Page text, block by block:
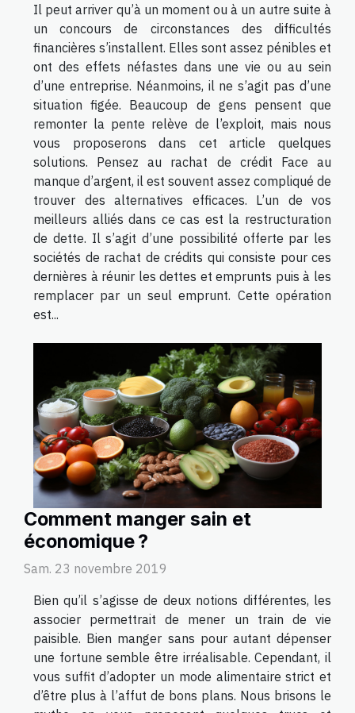
Il peut arriver qu’à un moment ou à un autre suite à
un concours de circonstances des difficultés
financières s’installent. Elles sont assez pénibles et
ont des effets néfastes dans une vie ou au sein
d’une entreprise. Néanmoins, il ne s’agit pas d’une
situation figée. Beaucoup de gens pensent que
remonter la pente relève de l’exploit, mais nous
vous proposerons dans cet article quelques
solutions. Pensez au rachat de crédit Face au
manque d’argent, il est souvent assez compliqué de
trouver des alternatives efficaces. L’un de vos
meilleurs alliés dans ce cas est la restructuration
de dette. Il s’agit d’une possibilité offerte par les
sociétés de rachat de crédits qui consiste pour ces
dernières à réunir les dettes et emprunts puis à les
remplacer par un seul emprunt. Cette opération
est...
Comment manger sain et
économique ?
Sam. 23 novembre 2019
Bien qu’il s’agisse de deux notions différentes, les
associer permettrait de mener un train de vie
paisible. Bien manger sans pour autant dépenser
une fortune semble être irréalisable. Cependant, il
vous suffit d’adopter un mode alimentaire strict et
d’être plus à l’affut de bons plans. Nous brisons le